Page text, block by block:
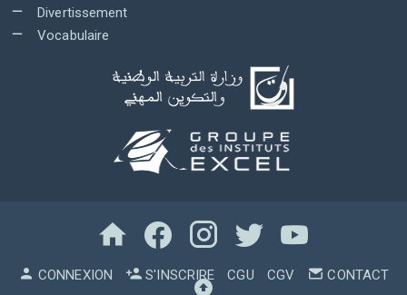
Divertissement
Vocabulaire
CONNEXION S'INSCRIRE CGU CGV CONTACT